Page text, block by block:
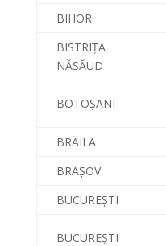
BIHOR
BISTRIȚA
NĂSĂUD
BOTOȘANI
BRĂILA
BRAȘOV
BUCUREȘTI
BUCUREȘTI